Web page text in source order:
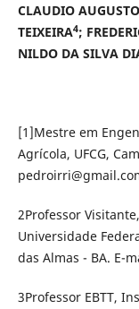
CLAUDIO
TEIXEIRA4;
NILDO DA SILVA
[1]Mestre em
Agrícola, UFCG,
2Professor
Universidade
das Almas - BA. E-
3Professor EBTT,